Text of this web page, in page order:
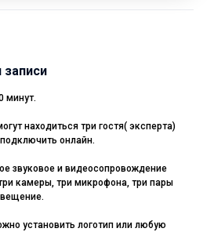
записи
минут.
находиться три гостя( эксперта)
онлайн.
звуковое и видеосопровождение
камеры, три микрофона, три пары
установить логотип или любую